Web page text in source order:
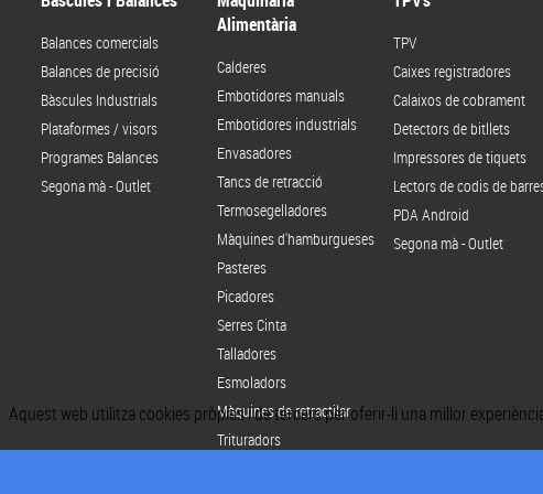
Balances comercials
Balances de precisió
Bàscules Industrials
Plataformes / visors
Programes Balances
Segona mà - Outlet
Alimentària
Calderes
Embotidores manuals
Embotidores industrials
Envasadores
Tancs de retracció
Termosegelladores
Màquines d'hamburgueses
Pasteres
Picadores
Serres Cinta
Talladores
Esmoladors
Màquines de retractilar
Trituradors
TPV
Caixes registradores
Calaixos de cobrament
Detectors de bitllets
Impressores de tiquets
Lectors de codis de
PDA Android
Segona mà - Outlet
Aquest web utilitza cookies pròpies i de tercers per oferir-li una millor